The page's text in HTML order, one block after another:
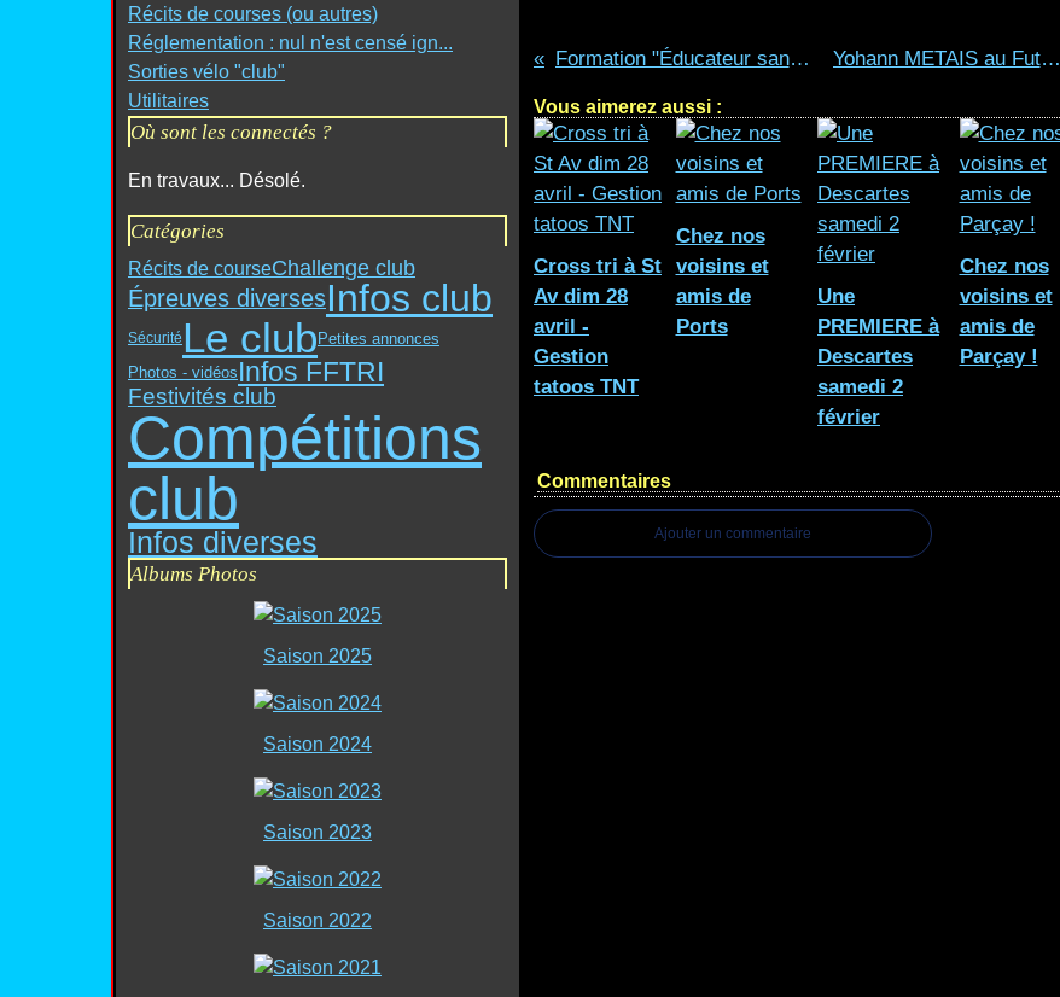
Récits de courses (ou autres)
Réglementation : nul n'est censé ign...
Sorties vélo "club"
Utilitaires
Où sont les connectés ?
En travaux... Désolé.
Catégories
Récits de courseChallenge club
Épreuves diversesInfos club
Sécurité Le clubPetites annonces
Photos - vidéos Infos FFTRI
Festivités club
Compétitions
club
Infos diverses
Albums Photos
Saison 2025
Saison 2024
Saison 2023
Saison 2022
Formation "Éducateur santé" - Triathlon santé Yohann METAIS au Futuroscope - 1er juin
Vous aimerez aussi :
Cross tri à St
Av dim 28
avril -
Gestion
tatoos TNT
Chez nos
voisins et
amis de
Ports
Une
PREMIERE à
Descartes
samedi 2
février
Chez nos
voisins et
amis de
Parçay !
Commentaires
Ajouter un commentaire